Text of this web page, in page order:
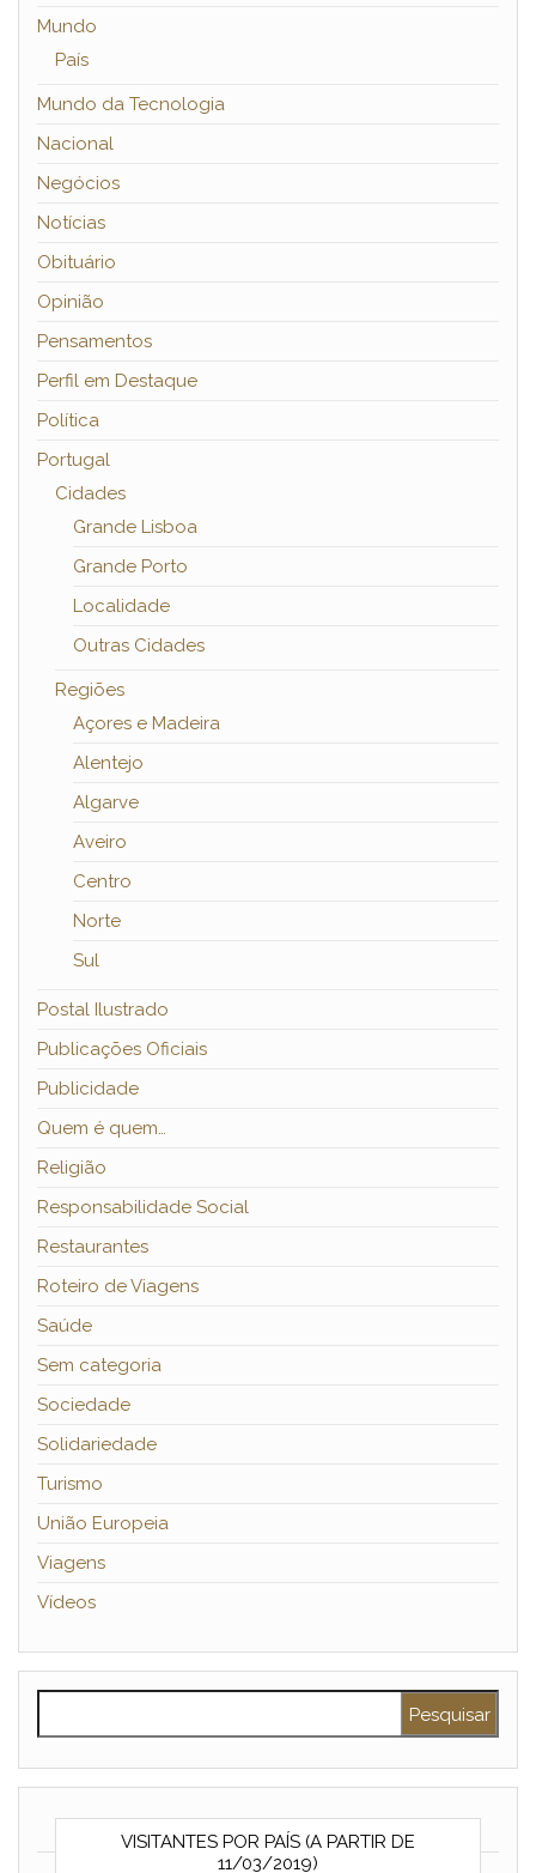
Mundo
País
Mundo da Tecnologia
Nacional
Negócios
Notícias
Obituário
Opinião
Pensamentos
Perfil em Destaque
Política
Portugal
Cidades
Grande Lisboa
Grande Porto
Localidade
Outras Cidades
Regiões
Açores e Madeira
Alentejo
Algarve
Aveiro
Centro
Norte
Sul
Postal Ilustrado
Publicações Oficiais
Publicidade
Quem é quem…
Religião
Responsabilidade Social
Restaurantes
Roteiro de Viagens
Saúde
Sem categoria
Sociedade
Solidariedade
Turismo
União Europeia
Viagens
Vídeos
VISITANTES POR PAÍS (A PARTIR DE
11/03/2019)